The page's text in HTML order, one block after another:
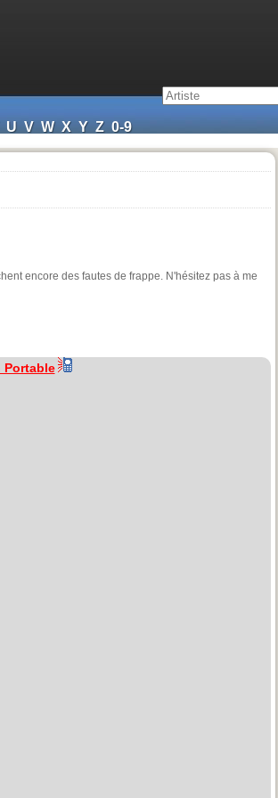
U V W X Y Z 0-9
encore des fautes de frappe. N'hésitez pas à me